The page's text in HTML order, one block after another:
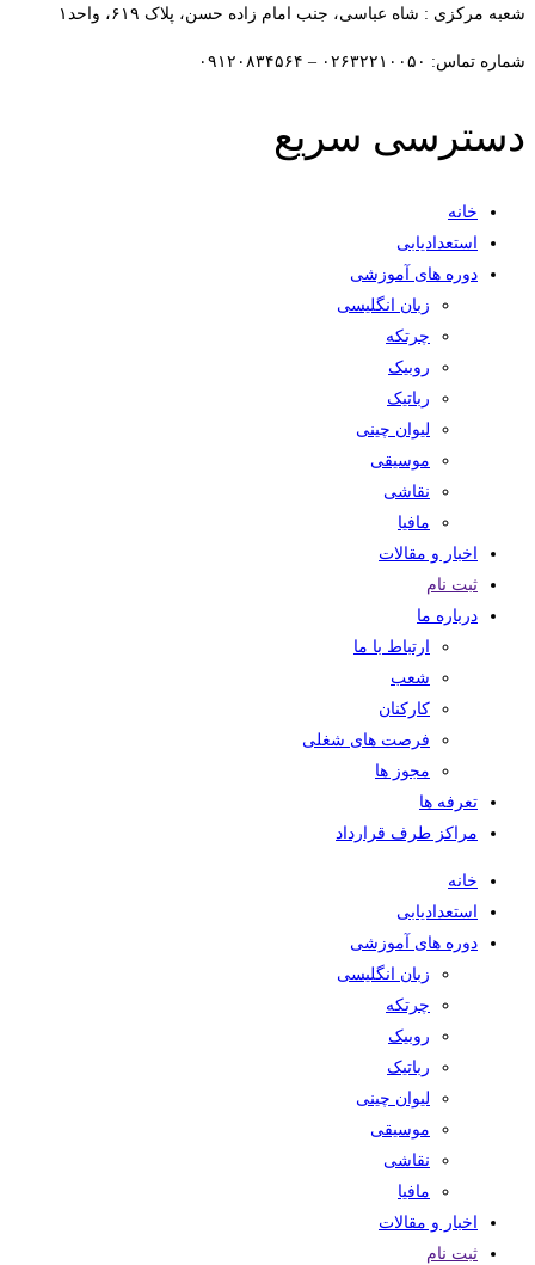
شعبه مرکزی : شاه عباسی، جنب امام زاده حسن، پلاک ۶۱۹، واحد۱​
شماره تماس: ۰۲۶۳۲۲۱۰۰۵۰ – ۰۹۱۲۰۸۳۴۵۶۴
دسترسی سریع
خانه
استعدادیابی
دوره های آموزشی
زبان انگلیسی
چرتکه
روبیک
رباتیک
لیوان چینی
موسیقی
نقاشی
مافیا
اخبار و مقالات
ثبت نام
درباره ما
ارتباط با ما
شعب
کارکنان
فرصت های شغلی
مجوز ها
تعرفه ها
مراکز طرف قرارداد
خانه
استعدادیابی
دوره های آموزشی
زبان انگلیسی
چرتکه
روبیک
رباتیک
لیوان چینی
موسیقی
نقاشی
مافیا
اخبار و مقالات
ثبت نام